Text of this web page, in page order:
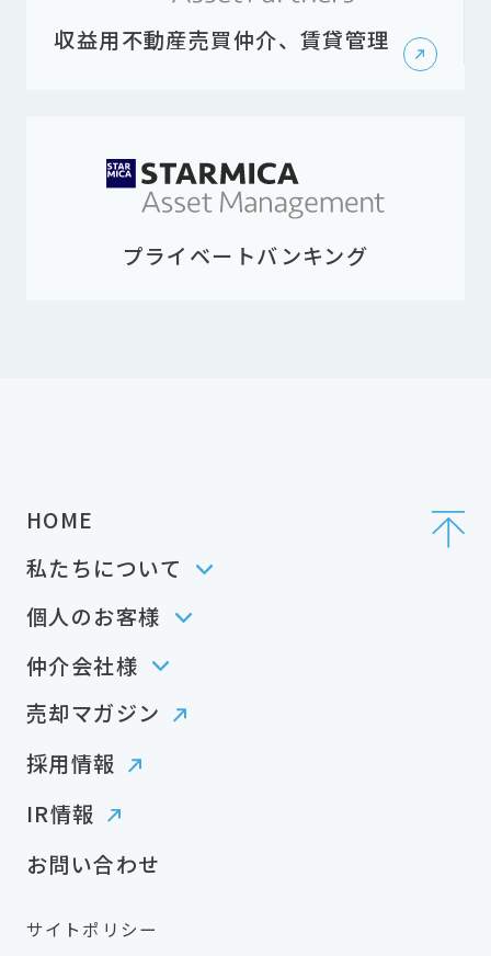
収益用不動産売買仲介、賃貸管理
プライベートバンキング
HOME
私たちについて
個人のお客様
仲介会社様
売却マガジン
採用情報
IR情報
お問い合わせ
サイトポリシー